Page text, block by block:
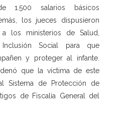
1.500 salarios básicos
los jueces dispusieron
los ministerios de Salud,
Social para que
y proteger al infante.
que la víctima de este
Sistema de Protección de
de Fiscalía General del